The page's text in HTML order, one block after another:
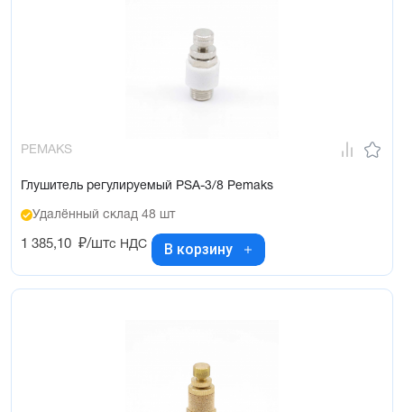
PEMAKS
Глушитель регулируемый PSA-3/8 Pemaks
Удалённый склад 48 шт
1 385,10 ₽/штс НДС В корзину